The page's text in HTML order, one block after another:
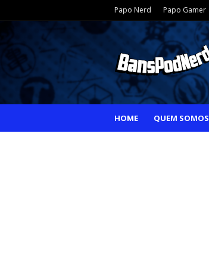
Papo Nerd Papo Gamer
HOME QUEM SOMOS